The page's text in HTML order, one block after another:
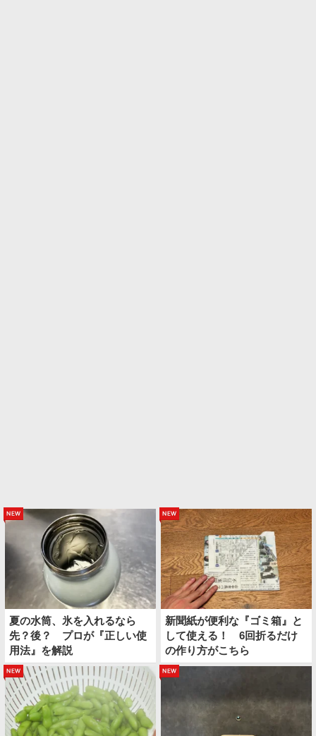
new
夏の水筒、氷を入れるなら
先？後？ プロが『正しい使
用法』を解説
new
新聞紙が便利な『ゴミ箱』と
して使える！ 6回折るだけ
の作り方がこちら
new